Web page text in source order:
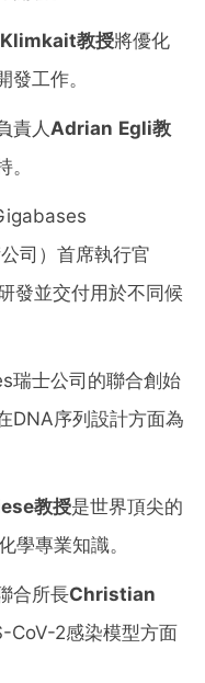
教授將優化
工作。
責人 Adrian Egli教
司）首席執行官
發並交付用於不同候
瑞士公司的聯合創始
DNA序列設計方面為
教授是世界頂尖的
學專業知識。
合所長Christian
CoV-2感染模型方面